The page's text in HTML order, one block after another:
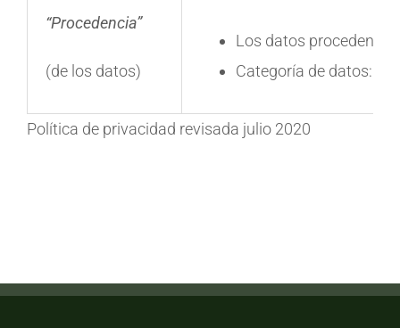
“Procedencia”
(de los datos)
Los datos proceden
Categoría de datos:
Política de privacidad revisada julio 2020